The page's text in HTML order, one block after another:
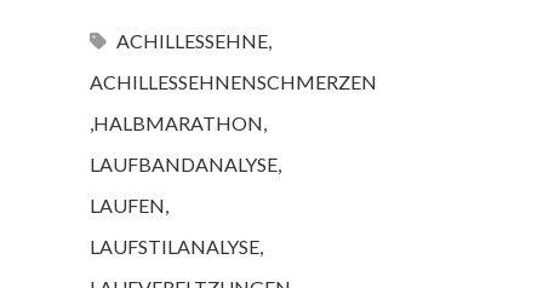
ACHILLESSEHNE
ACHILLESSEHNENSCHMERZEN
HALBMARATHON
LAUFBANDANALYSE
LAUFEN
LAUFSTILANALYSE